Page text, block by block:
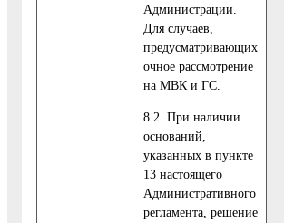
Администрации.
Для случаев,
предусматривающих
очное рассмотрение
на МВК и ГС.
8.2. При наличии
оснований,
указанных в пункте
13 настоящего
Административного
регламента, решение